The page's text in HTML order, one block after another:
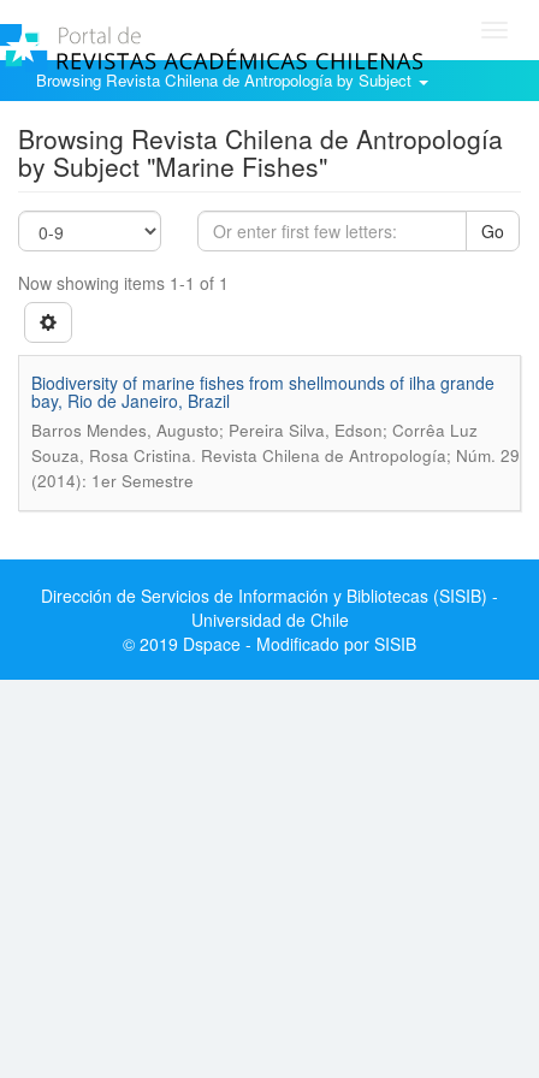
Browsing Revista Chilena de Antropología by Subject
Browsing Revista Chilena de Antropología
by Subject "Marine Fishes"
Go
Now showing items 1-1 of 1
Biodiversity of marine fishes from shellmounds of ilha grande
bay, Rio de Janeiro, Brazil
Barros Mendes, Augusto; Pereira Silva, Edson; Corrêa Luz
Souza, Rosa Cristina. Revista Chilena de Antropología; Núm. 29
(2014): 1er Semestre
Dirección de Servicios de Información y Bibliotecas (SISIB) -
Universidad de Chile
© 2019 Dspace - Modificado por SISIB